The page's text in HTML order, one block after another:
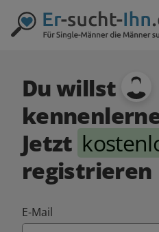
Du willst
Jetzt
registrieren
E-Mail